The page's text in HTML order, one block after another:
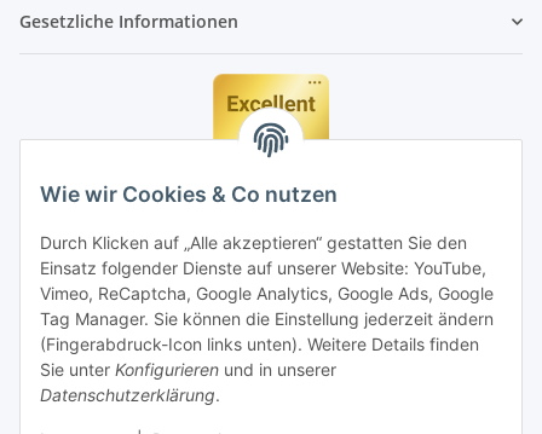
Wie wir Cookies & Co nutzen
Durch Klicken auf „Alle akzeptieren“ gestatten Sie den
Einsatz folgender Dienste auf unserer Website: YouTube,
Vimeo, ReCaptcha, Google Analytics, Google Ads, Google
Tag Manager. Sie können die Einstellung jederzeit ändern
(Fingerabdruck-Icon links unten). Weitere Details finden
Sie unter Konfigurieren und in unserer
Datenschutzerklärung.
Gesetzliche Informationen